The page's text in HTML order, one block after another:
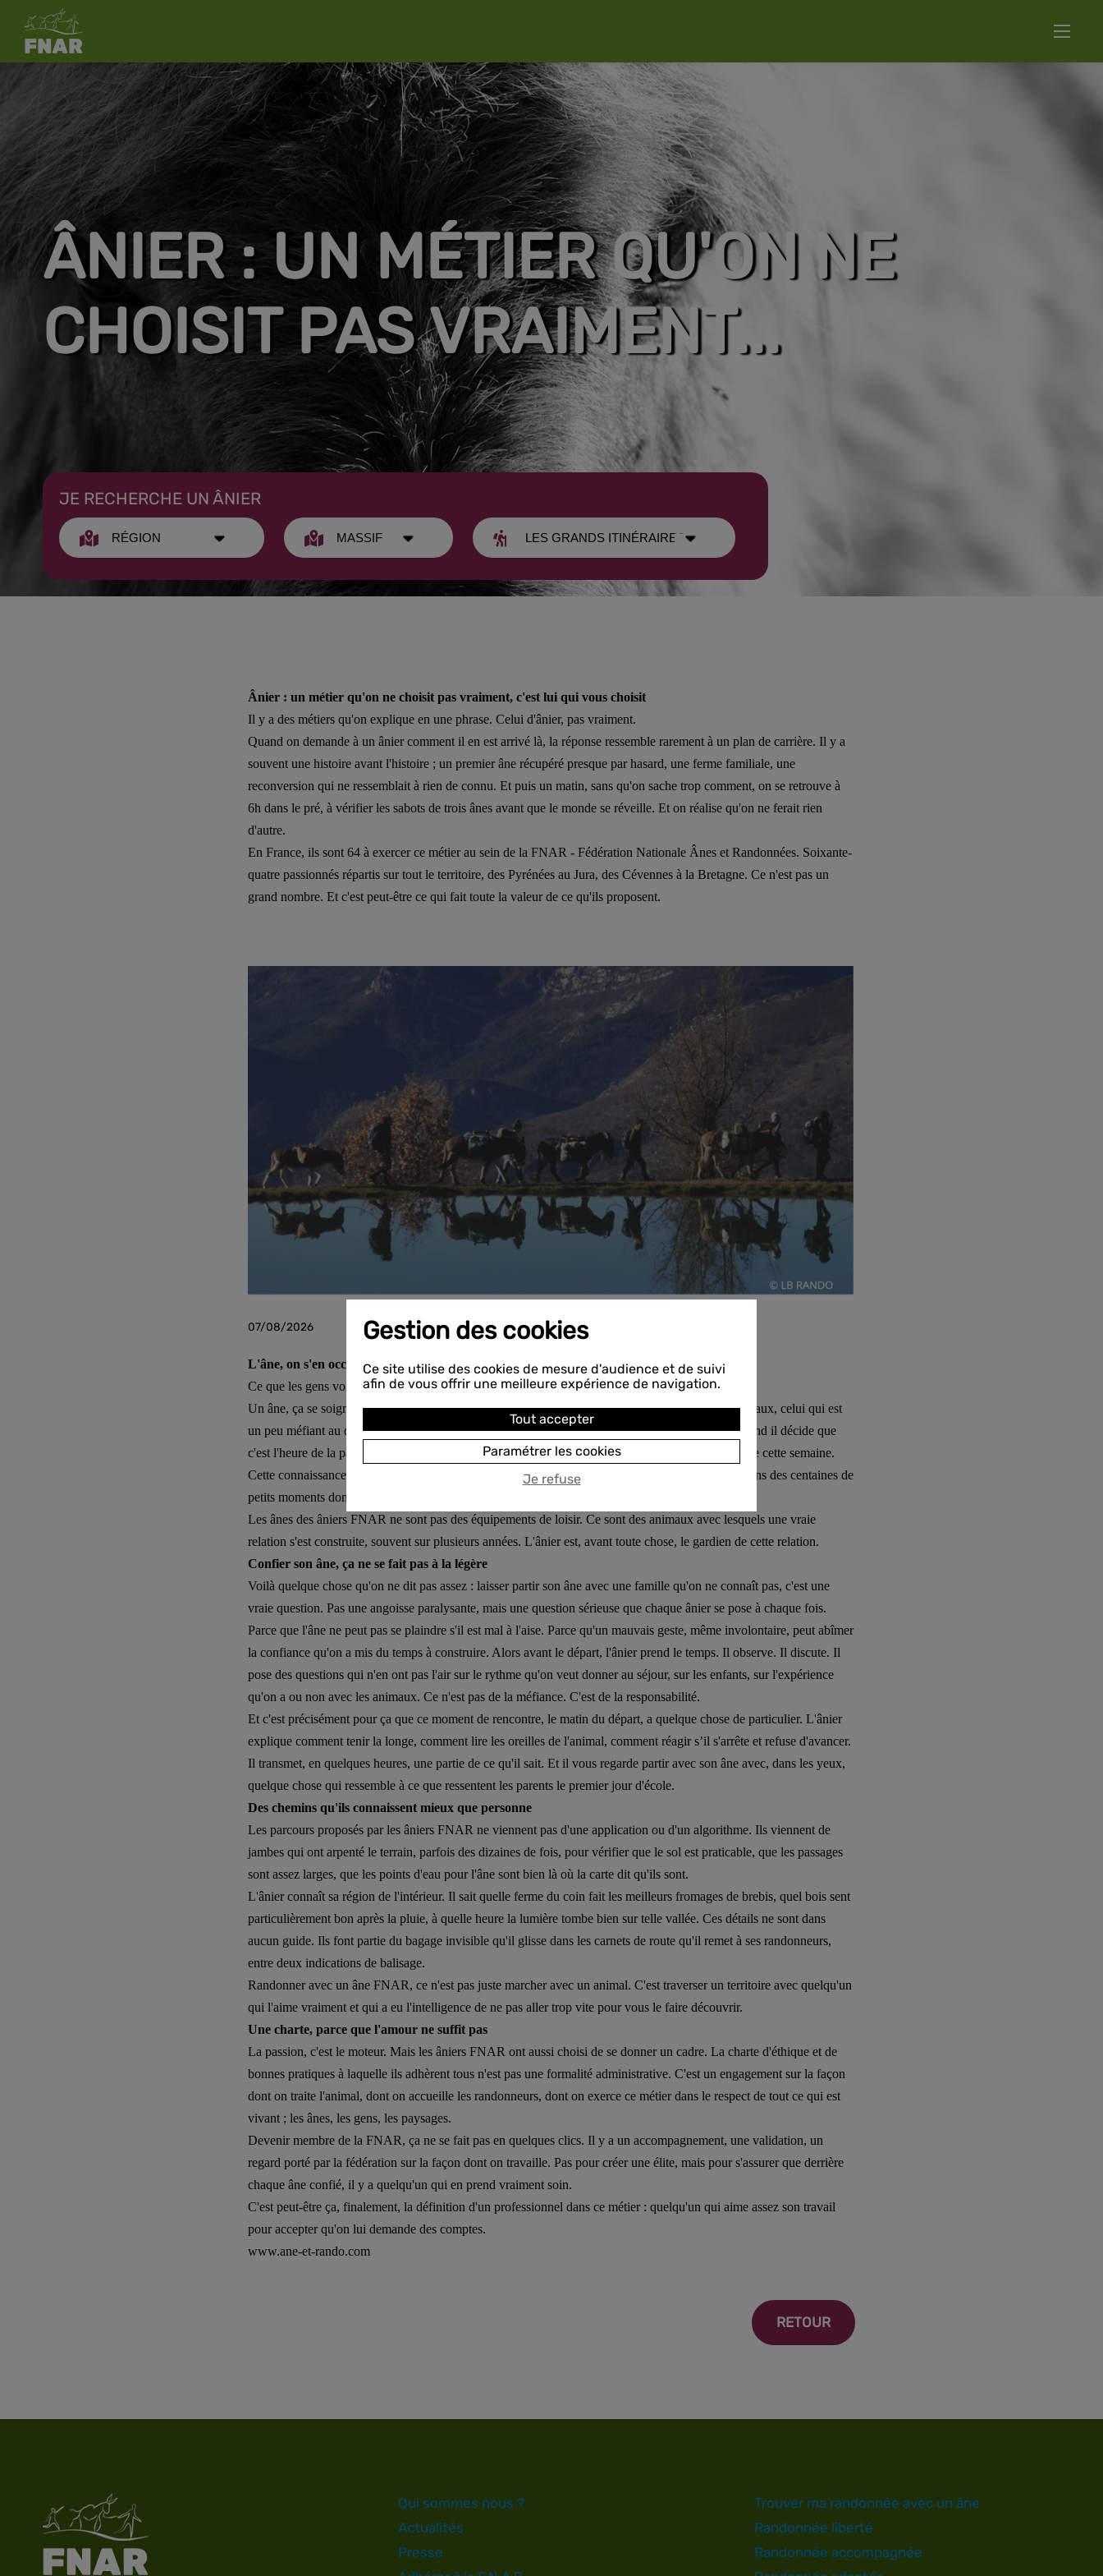
ÂNIER : UN MÉTIER QU'ON NE
CHOISIT PAS VRAIMENT...
JE RECHERCHE UN ÂNIER
Ânier : un métier qu'on ne choisit pas vraiment, c'est lui qui vous choisit
Il y a des métiers qu'on explique en une phrase. Celui d'ânier, pas vraiment.
Quand on demande à un ânier comment il en est arrivé là, la réponse ressemble rarement à un plan de carrière. Il y a
souvent une histoire avant l'histoire ; un premier âne récupéré presque par hasard, une ferme familiale, une
reconversion qui ne ressemblait à rien de connu. Et puis un matin, sans qu'on sache trop comment, on se retrouve à
6h dans le pré, à vérifier les sabots de trois ânes avant que le monde se réveille. Et on réalise qu'on ne ferait rien
d'autre.
En France, ils sont 64 à exercer ce métier au sein de la FNAR - Fédération Nationale Ânes et Randonnées. Soixante-
quatre passionnés répartis sur tout le territoire, des Pyrénées au Jura, des Cévennes à la Bretagne. Ce n'est pas un
grand nombre. Et c'est peut-être ce qui fait toute la valeur de ce qu'ils proposent.
07/08/2026
L'âne, on s'en occupe 365 jours par an
Ce que les gens voient, c'est la balade. Ce qu'ils ne voient pas, c'est tout le reste.
Un âne, ça se soigne, ça se pare, ça se surveille. L'ânier connaît le caractère de chacun de ses animaux, celui qui est
un peu méfiant au début, celui qui adore les enfants, celui qui fait semblant de ne pas entendre quand il décide que
c'est l'heure de la pause. Il sait comment il mange, comment il dort, s'il a été un peu moins en forme cette semaine.
Cette connaissance-là, elle ne s'improvise pas. Elle se construit dans la durée, dans le quotidien, dans des centaines de
petits moments dont personne n'entend parler.
Les ânes des âniers FNAR ne sont pas des équipements de loisir. Ce sont des animaux avec lesquels une vraie
relation s'est construite, souvent sur plusieurs années. L'ânier est, avant toute chose, le gardien de cette relation.
Confier son âne, ça ne se fait pas à la légère
Voilà quelque chose qu'on ne dit pas assez : laisser partir son âne avec une famille qu'on ne connaît pas, c'est une
vraie question. Pas une angoisse paralysante, mais une question sérieuse que chaque ânier se pose à chaque fois.
Parce que l'âne ne peut pas se plaindre s'il est mal à l'aise. Parce qu'un mauvais geste, même involontaire, peut abîmer
la confiance qu'on a mis du temps à construire. Alors avant le départ, l'ânier prend le temps. Il observe. Il discute. Il
pose des questions qui n'en ont pas l'air sur le rythme qu'on veut donner au séjour, sur les enfants, sur l'expérience
qu'on a ou non avec les animaux. Ce n'est pas de la méfiance. C'est de la responsabilité.
Et c'est précisément pour ça que ce moment de rencontre, le matin du départ, a quelque chose de particulier. L'ânier
explique comment tenir la longe, comment lire les oreilles de l'animal, comment réagir s’il s'arrête et refuse d'avancer.
Il transmet, en quelques heures, une partie de ce qu'il sait. Et il vous regarde partir avec son âne avec, dans les yeux,
quelque chose qui ressemble à ce que ressentent les parents le premier jour d'école.
Des chemins qu'ils connaissent mieux que personne
Les parcours proposés par les âniers FNAR ne viennent pas d'une application ou d'un algorithme. Ils viennent de
jambes qui ont arpenté le terrain, parfois des dizaines de fois, pour vérifier que le sol est praticable, que les passages
sont assez larges, que les points d'eau pour l'âne sont bien là où la carte dit qu'ils sont.
L'ânier connaît sa région de l'intérieur. Il sait quelle ferme du coin fait les meilleurs fromages de brebis, quel bois sent
particulièrement bon après la pluie, à quelle heure la lumière tombe bien sur telle vallée. Ces détails ne sont dans
aucun guide. Ils font partie du bagage invisible qu'il glisse dans les carnets de route qu'il remet à ses randonneurs,
entre deux indications de balisage.
Randonner avec un âne FNAR, ce n'est pas juste marcher avec un animal. C'est traverser un territoire avec quelqu'un
qui l'aime vraiment et qui a eu l'intelligence de ne pas aller trop vite pour vous le faire découvrir.
Une charte, parce que l'amour ne suffit pas
La passion, c'est le moteur. Mais les âniers FNAR ont aussi choisi de se donner un cadre. La charte d'éthique et de
bonnes pratiques à laquelle ils adhèrent tous n'est pas une formalité administrative. C'est un engagement sur la façon
dont on traite l'animal, dont on accueille les randonneurs, dont on exerce ce métier dans le respect de tout ce qui est
vivant ; les ânes, les gens, les paysages.
Devenir membre de la FNAR, ça ne se fait pas en quelques clics. Il y a un accompagnement, une validation, un
regard porté par la fédération sur la façon dont on travaille. Pas pour créer une élite, mais pour s'assurer que derrière
chaque âne confié, il y a quelqu'un qui en prend vraiment soin.
C'est peut-être ça, finalement, la définition d'un professionnel dans ce métier : quelqu'un qui aime assez son travail
pour accepter qu'on lui demande des comptes.
www.ane-et-rando.com
RETOUR
Qui sommes nous ?
Actualités
Presse
Trouver ma randonnée avec un âne
Randonnée liberté
Randonnée accompagnée
Gestion des cookies
Ce site utilise des cookies de mesure d'audience et de suivi
afin de vous offrir une meilleure expérience de navigation.
Tout accepter
Paramétrer les cookies
Je refuse